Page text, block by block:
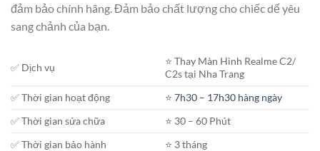
đảm bảo chính hãng. Đảm bảo chất lượng cho chiếc dế yêu
sang chảnh của bạn.
✅ Dịch vụ
⭐️ Thay Màn Hình Realme C2/
C2s tại Nha Trang
✅ Thời gian hoạt động
⭐️7h30 – 17h30 hàng ngày
✅ Thời gian sửa chữa
⭐️ 30 – 60 Phút
✅ Thời gian bảo hành
⭐️ 3 tháng